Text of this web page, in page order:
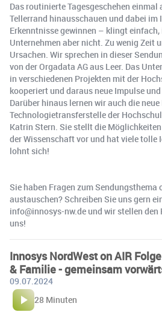
Das routinierte Tagesgeschehen einmal
Tellerrand hinausschauen und dabei im
Erkenntnisse gewinnen – klingt
Unternehmen aber nicht. Zu wenig Zeit
Ursachen. Wir sprechen in dieser
von der Orgadata AG aus Leer. Das
in verschiedenen Projekten mit der
kooperiert und daraus neue Impulse
Darüber hinaus lernen wir auch die
Technologietransferstelle der
Katrin Stern. Sie stellt die
der Wissenschaft vor und hat viele tolle
lohnt sich!
Sie haben Fragen zum Sendungsthema
austauschen? Schreiben Sie uns gern
info@innosys-nw.de und wir stellen
uns!
Innosys NordWest on AIR
& Familie - gemeinsam
09.07.2024
28 Minuten